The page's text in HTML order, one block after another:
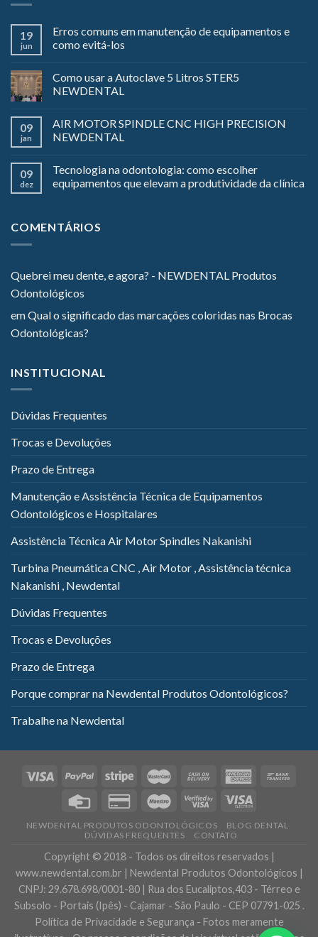
19
jun
Erros comuns em manutenção de equipamentos e
como evitá-los
Como usar a Autoclave 5 Litros STER5
NEWDENTAL
09
jan
AIR MOTOR SPINDLE CNC HIGH PRECISION
NEWDENTAL
09
dez
Tecnologia na odontologia: como escolher
equipamentos que elevam a produtividade da clínica
COMENTÁRIOS
Quebrei meu dente, e agora? - NEWDENTAL Produtos
Odontológicos
emQual o significado das marcações coloridas nas Brocas
Odontológicas?
INSTITUCIONAL
Dúvidas Frequentes
Trocas e Devoluções
Prazo de Entrega
Manutenção e Assistência Técnica de Equipamentos
Odontológicos e Hospitalares
Assistência Técnica Air Motor Spindles Nakanishi
Turbina Pneumática CNC , Air Motor , Assistência técnica
Nakanishi , Newdental
Dúvidas Frequentes
Trocas e Devoluções
Prazo de Entrega
Porque comprar na Newdental Produtos Odontológicos?
Trabalhe na Newdental
NEWDENTAL PRODUTOS ODONTOLÓGICOS
BLOG DENTAL
DÚVIDAS FREQUENTES
CONTATO
Copyright © 2018 - Todos os direitos reservados |
www.newdental.com.br | Newdental Produtos Odontológicos |
CNPJ: 29.678.698/0001-80 | Rua dos Eucaliptos,403 - Térreo e
Subsolo - Portais (Ipês) - Cajamar - São Paulo - CEP 07791-025 .
Política de Privacidade e Segurança - Fotos meramente